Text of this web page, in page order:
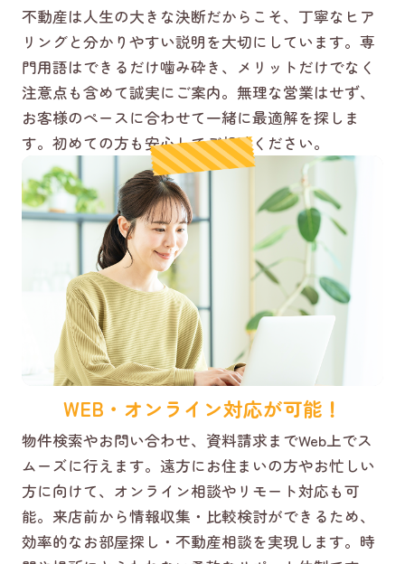
不動産は人生の大きな決断だからこそ、丁寧なヒア
リングと分かりやすい説明を大切にしています。専
門用語はできるだけ噛み砕き、メリットだけでなく
注意点も含めて誠実にご案内。無理な営業はせず、
お客様のペースに合わせて一緒に最適解を探しま
す。初めての方も安心してご相談ください。
WEB・オンライン対応が可能！
物件検索やお問い合わせ、資料請求までWeb上でス
ムーズに行えます。遠方にお住まいの方やお忙しい
方に向けて、オンライン相談やリモート対応も可
能。来店前から情報収集・比較検討ができるため、
効率的なお部屋探し・不動産相談を実現します。時